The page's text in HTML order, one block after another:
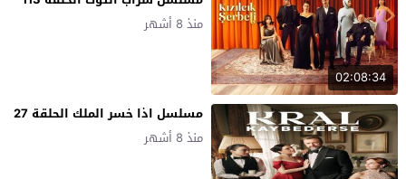
02:08:34
منذ 8 أشهر
مسلسل اذا خسر الملك الحلقة 27
منذ 8 أشهر